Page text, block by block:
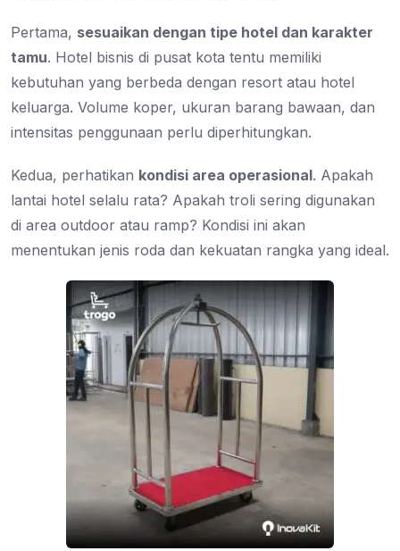
Pertama, sesuaikan dengan tipe hotel dan karakter
tamu. Hotel bisnis di pusat kota tentu memiliki
kebutuhan yang berbeda dengan resort atau hotel
keluarga. Volume koper, ukuran barang bawaan, dan
intensitas penggunaan perlu diperhitungkan.
Kedua, perhatikan kondisi area operasional. Apakah
lantai hotel selalu rata? Apakah troli sering digunakan
di area outdoor atau ramp? Kondisi ini akan
menentukan jenis roda dan kekuatan rangka yang ideal.